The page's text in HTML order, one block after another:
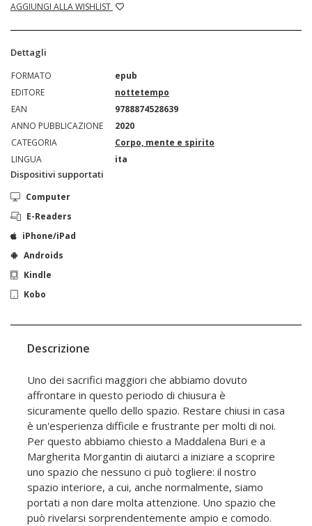
AGGIUNGI ALLA WISHLIST
Dettagli
FORMATO
epub
EDITORE
nottetempo
EAN
9788874528639
ANNO PUBBLICAZIONE
2020
CATEGORIA
Corpo, mente e spirito
LINGUA
ita
Dispositivi supportati
Computer
E-Readers
iPhone/iPad
Androids
Kindle
Kobo
Descrizione
Uno dei sacrifici maggiori che abbiamo dovuto
affrontare in questo periodo di chiusura è
sicuramente quello dello spazio. Restare chiusi in casa
è un'esperienza difficile e frustrante per molti di noi.
Per questo abbiamo chiesto a Maddalena Buri e a
Margherita Morgantin di aiutarci a iniziare a scoprire
uno spazio che nessuno ci può togliere: il nostro
spazio interiore, a cui, anche normalmente, siamo
portati a non dare molta attenzione. Uno spazio che
può rivelarsi sorprendentemente ampio e comodo.